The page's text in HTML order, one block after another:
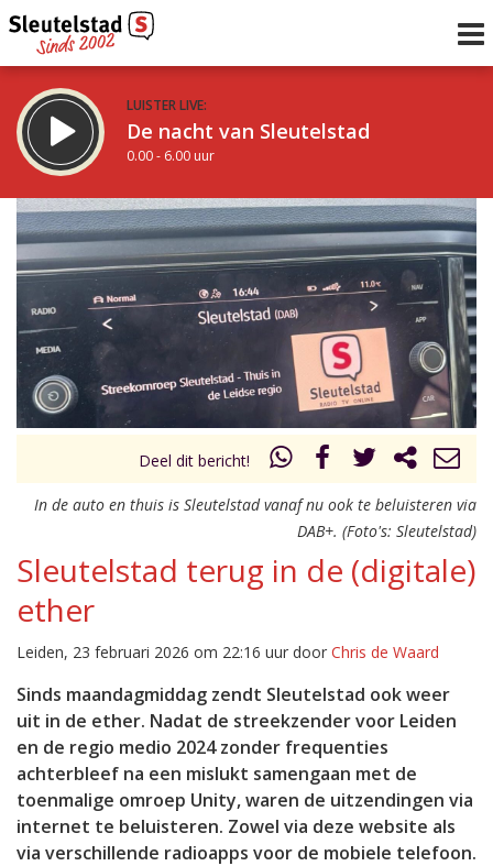
LUISTER LIVE:
De nacht van Sleutelstad
0.00 - 6.00 uur
STRAKS:
De ochtend van Sleutelstad
6.00 - 12.00 uur
Vorig uur
uur 1 van 0 Volgend uur
Deel dit bericht!
In de auto en thuis is Sleutelstad vanaf nu ook te beluisteren via
DAB+. (Foto's: Sleutelstad)
Sleutelstad terug in de (digitale)
ether
Leiden, 23 februari 2026 om 22:16 uur door Chris de Waard
Sinds maandagmiddag zendt Sleutelstad ook weer
uit in de ether. Nadat de streekzender voor Leiden
en de regio medio 2024 zonder frequenties
achterbleef na een mislukt samengaan met de
toenmalige omroep Unity, waren de uitzendingen via
internet te beluisteren. Zowel via deze website als
via verschillende radioapps voor de mobiele telefoon.